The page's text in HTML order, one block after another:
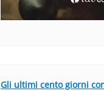
Gli ultimi cento giorni